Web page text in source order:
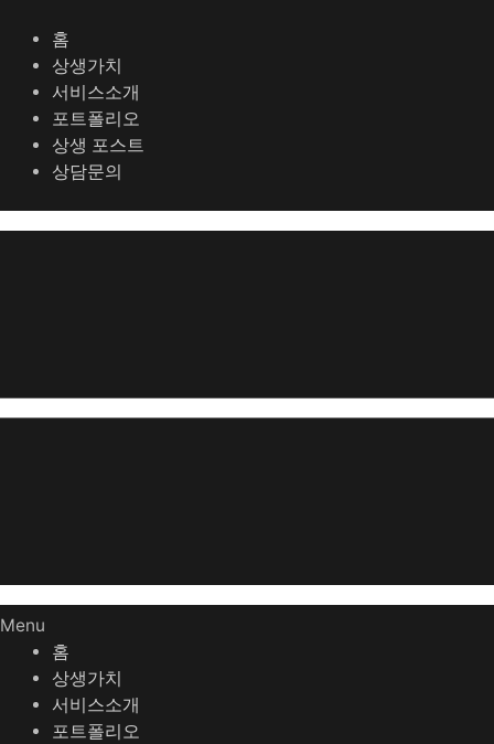
홈
상생가치
서비스소개
포트폴리오
상생 포스트
상담문의
Menu
홈
상생가치
서비스소개
포트폴리오